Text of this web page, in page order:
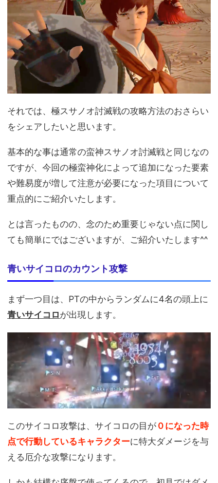
それでは、極スサノオ討滅戦の攻略方法のおさらい
をシェアしたいと思います。
基本的な事は通常の蛮神スサノオ討滅戦と同じなの
ですが、今回の極蛮神化によって追加になった要素
や難易度が増して注意が必要になった項目について
重点的にご紹介いたします。
とは言ったものの、念のため重要じゃない点に関し
ても簡単にではございますが、ご紹介いたします^^
青いサイコロのカウント攻撃
まず一つ目は、PTの中からランダムに4名の頭上に
青いサイコロが出現します。
このサイコロ攻撃は、サイコロの目が０になった時
点で行動しているキャラクターに特大ダメージを与
える厄介な攻撃になります。